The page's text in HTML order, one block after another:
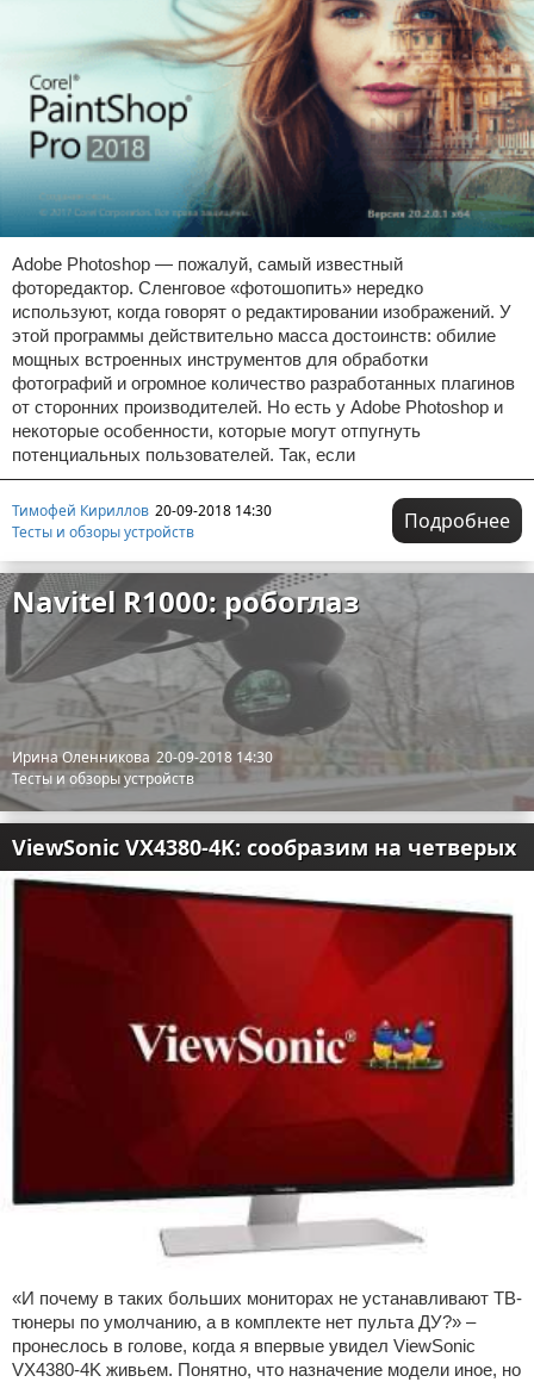
Adobe Photoshop — пожалуй, самый известный
фоторедактор. Сленговое «фотошопить» нередко
используют, когда говорят о редактировании изображений. У
этой программы действительно масса достоинств: обилие
мощных встроенных инструментов для обработки
фотографий и огромное количество разработанных плагинов
от сторонних производителей. Но есть у Adobe Photoshop и
некоторые особенности, которые могут отпугнуть
потенциальных пользователей. Так, если
Тимофей Кириллов 20-09-2018 14:30
Тесты и обзоры устройств
Подробнее
Navitel R1000: робоглаз
Ирина Оленникова 20-09-2018 14:30
Тесты и обзоры устройств
ViewSonic VX4380-4K: сообразим на четверых
«И почему в таких больших мониторах не устанавливают ТВ-
тюнеры по умолчанию, а в комплекте нет пульта ДУ?» –
пронеслось в голове, когда я впервые увидел ViewSonic
VX4380-4K живьем. Понятно, что назначение модели иное, но